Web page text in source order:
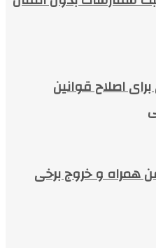
اصلاح قوانین
همراه و خروج برخی